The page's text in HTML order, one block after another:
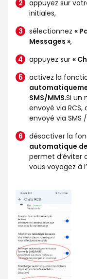
appuyez sur
initiales,
sélectionnez «
Messages »,
appuyez sur «
activez la
SMS/MMS.Si un
envoyé via
envoyé via SMS /
désactiver la
automatique
permet d’éviter
vous voyagez à